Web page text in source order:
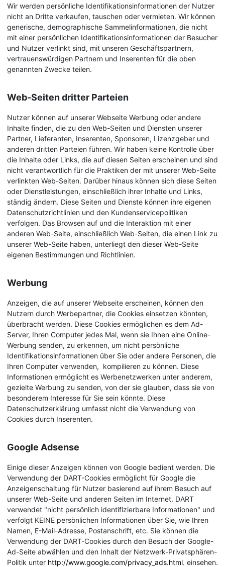
Wir werden persönliche Identifikationsinformationen der Nutzer
nicht an Dritte verkaufen, tauschen oder vermieten. Wir können
generische, demographische Sammelinformationen, die nicht
mit einer persönlichen Identifikationsinformationen der Besucher
und Nutzer verlinkt sind, mit unseren Geschäftspartnern,
vertrauenswürdigen Partnern und Inserenten für die oben
genannten Zwecke teilen.
Web-Seiten dritter Parteien
Nutzer können auf unserer Webseite Werbung oder andere
Inhalte finden, die zu den Web-Seiten und Diensten unserer
Partner, Lieferanten, Inserenten, Sponsoren, Lizenzgeber und
anderen dritten Parteien führen. Wir haben keine Kontrolle über
die Inhalte oder Links, die auf diesen Seiten erscheinen und sind
nicht verantwortlich für die Praktiken der mit unserer Web-Seite
verlinkten Web-Seiten. Darüber hinaus können sich diese Seiten
oder Dienstleistungen, einschließlich ihrer Inhalte und Links,
ständig ändern. Diese Seiten und Dienste können ihre eigenen
Datenschutzrichtlinien und den Kundenservicepolitiken
verfolgen. Das Browsen auf und die Interaktion mit einer
anderen Web-Seite, einschließlich Web-Seiten, die einen Link zu
unserer Web-Seite haben, unterliegt den dieser Web-Seite
eigenen Bestimmungen und Richtlinien.
Werbung
Anzeigen, die auf unserer Webseite erscheinen, können den
Nutzern durch Werbepartner, die Cookies einsetzen könnten,
überbracht werden. Diese Cookies ermöglichen es dem Ad-
Server, Ihren Computer jedes Mal, wenn sie Ihnen eine Online-
Werbung senden, zu erkennen, um nicht persönliche
Identifikationsinformationen über Sie oder andere Personen, die
Ihren Computer verwenden, kompilieren zu können. Diese
Informationen ermöglicht es Werbenetzwerken unter anderem,
gezielte Werbung zu senden, von der sie glauben, dass sie von
besonderem Interesse für Sie sein könnte. Diese
Datenschutzerklärung umfasst nicht die Verwendung von
Cookies durch Inserenten.
Google Adsense
Einige dieser Anzeigen können von Google bedient werden. Die
Verwendung der DART-Cookies ermöglicht für Google die
Anzeigenschaltung für Nutzer basierend auf ihrem Besuch auf
unserer Web-Seite und anderen Seiten im Internet. DART
verwendet "nicht persönlich identifizierbare Informationen" und
verfolgt KEINE persönlichen Informationen über Sie, wie Ihren
Namen, E-Mail-Adresse, Postanschrift, etc. Sie können die
Verwendung der DART-Cookies durch den Besuch der Google-
Ad-Seite abwählen und den Inhalt der Netzwerk-Privatsphären-
Politik unter http://www.google.com/privacy_ads.html. einsehen.